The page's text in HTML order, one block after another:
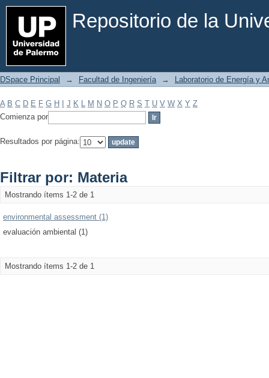
Repositorio de la
Filtrar por: Materia
DSpace Principal → Facultad de Ingeniería → Laboratorio de Energía y
A B C D E F G H J K L M N O P Q R S T U V W X Y Z
Comienza por
Resultados por página:
Filtrar por: Materia
Mostrando ítems 1-2 de 1
environmental assessment (1)
evaluación ambiental (1)
Mostrando ítems 1-2 de 1